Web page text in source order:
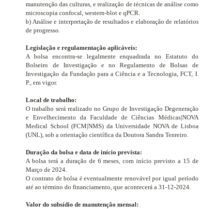
manutenção das culturas, e realização de técnicas de análise como
microscopia confocal, western-blot e qPCR.
b) Análise e interpretação de resultados e elaboração de relatórios
de progresso.
Legislação e regulamentação aplicáveis:
A bolsa encontra-se legalmente enquadrada no Estatuto do
Bolseiro de Investigação e no Regulamento de Bolsas de
Investigação da Fundação para a Ciência e a Tecnologia, FCT, I.
P., em vigor.
Local de trabalho:
O trabalho será realizado no Grupo de Investigação Degeneração
e Envelhecimento da Faculdade de Ciências Médicas|NOVA
Medical School (FCM|NMS) da Universidade NOVA de Lisboa
(UNL), sob a orientação científica da Doutora Sandra Tenreiro.
Duração da bolsa e data de início prevista:
A bolsa terá a duração de 6 meses, com início previsto a 15 de
Março de 2024.
O contrato de bolsa é eventualmente renovável por igual período
até ao término do financiamento, que acontecerá a 31-12-2024.
Valor do subsídio de manutenção mensal: